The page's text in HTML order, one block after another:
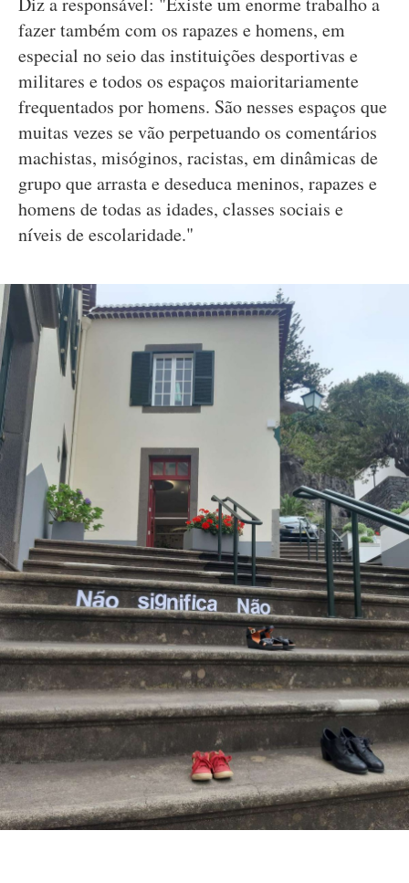
fazer também com os rapazes e homens, em
especial no seio das instituições desportivas e
militares e todos os espaços maioritariamente
frequentados por homens. São nesses espaços que
muitas vezes se vão perpetuando os comentários
machistas, misóginos, racistas, em dinâmicas de
grupo que arrasta e deseduca meninos, rapazes e
homens de todas as idades, classes sociais e
níveis de escolaridade."